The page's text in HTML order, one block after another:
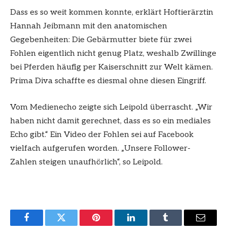
Dass es so weit kommen konnte, erklärt Hoftierärztin
Hannah Jeibmann mit den anatomischen
Gegebenheiten: Die Gebärmutter biete für zwei
Fohlen eigentlich nicht genug Platz, weshalb Zwillinge
bei Pferden häufig per Kaiserschnitt zur Welt kämen.
Prima Diva schaffte es diesmal ohne diesen Eingriff.
Vom Medienecho zeigte sich Leipold überrascht. „Wir
haben nicht damit gerechnet, dass es so ein mediales
Echo gibt.“ Ein Video der Fohlen sei auf Facebook
vielfach aufgerufen worden. „Unsere Follower-
Zahlen steigen unaufhörlich“, so Leipold.
FacebookTwitter Pinterest LinkedInTumblr Email